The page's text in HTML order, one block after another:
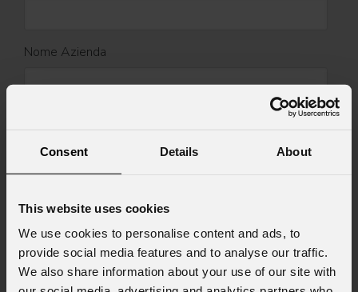
Consent Details About
This website uses cookies
We use cookies to personalise content and ads, to
provide social media features and to analyse our traffic.
We also share information about your use of our site with
Nome Azienda
Messaggio